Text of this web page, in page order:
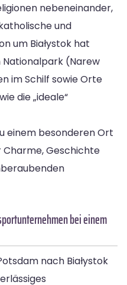
nebeneinander,
und
um Białystok hat
(Narew
im Schilf sowie Orte
die „ideale“
einem besonderen Ort
Charme, Geschichte
bei einem
nach Białystok